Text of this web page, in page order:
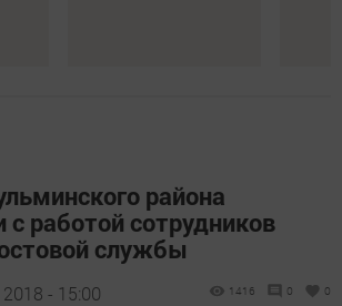
района
с работой сотрудников
службы
- 15:00 1416 0 0